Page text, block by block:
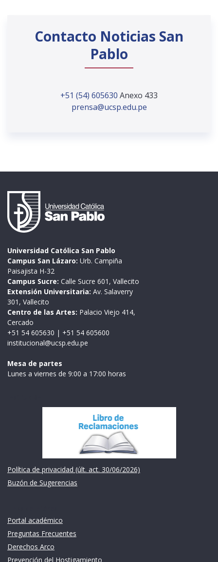
Contacto Noticias San
Pablo
+51 (54) 605630 Anexo 433
prensa@ucsp.edu.pe
Universidad Católica San Pablo
Campus San Lázaro: Urb. Campiña
Paisajista H-32
Campus Sucre: Calle Sucre 601, Vallecito
Extensión Universitaria: Av. Salaverry
301, Vallecito
Centro de las Artes: Palacio Viejo 414,
Cercado
+51 54 605630 | +51 54 605600
institucional@ucsp.edu.pe
Mesa de partes
Lunes a viernes de 9:00 a 17:00 horas
Política de privacidad (últ. act. 30/06/2026)
Buzón de Sugerencias
Portal académico
Preguntas Frecuentes
Derechos Arco
Prevención del Hostigamiento